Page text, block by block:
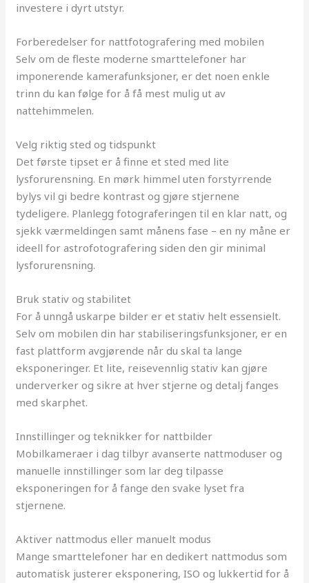
investere i dyrt utstyr.
Forberedelser for nattfotografering med mobilen
Selv om de fleste moderne smarttelefoner har
imponerende kamerafunksjoner, er det noen enkle
trinn du kan følge for å få mest mulig ut av
nattehimmelen.
Velg riktig sted og tidspunkt
Det første tipset er å finne et sted med lite
lysforurensning. En mørk himmel uten forstyrrende
bylys vil gi bedre kontrast og gjøre stjernene
tydeligere. Planlegg fotograferingen til en klar natt, og
sjekk værmeldingen samt månens fase – en ny måne er
ideell for astrofotografering siden den gir minimal
lysforurensning.
Bruk stativ og stabilitet
For å unngå uskarpe bilder er et stativ helt essensielt.
Selv om mobilen din har stabiliseringsfunksjoner, er en
fast plattform avgjørende når du skal ta lange
eksponeringer. Et lite, reisevennlig stativ kan gjøre
underverker og sikre at hver stjerne og detalj fanges
med skarphet.
Innstillinger og teknikker for nattbilder
Mobilkameraer i dag tilbyr avanserte nattmoduser og
manuelle innstillinger som lar deg tilpasse
eksponeringen for å fange den svake lyset fra
stjernene.
Aktiver nattmodus eller manuelt modus
Mange smarttelefoner har en dedikert nattmodus som
automatisk justerer eksponering, ISO og lukkertid for å